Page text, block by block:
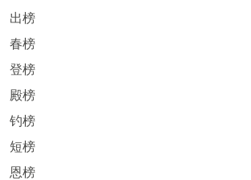
出榜
春榜
登榜
殿榜
钓榜
短榜
恩榜